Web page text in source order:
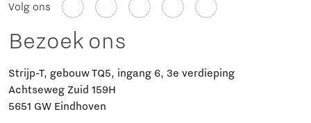
Volg ons
Bezoek ons
Strijp-T, gebouw TQ5, ingang 6, 3e verdieping
Achtseweg Zuid 159H
5651 GW Eindhoven